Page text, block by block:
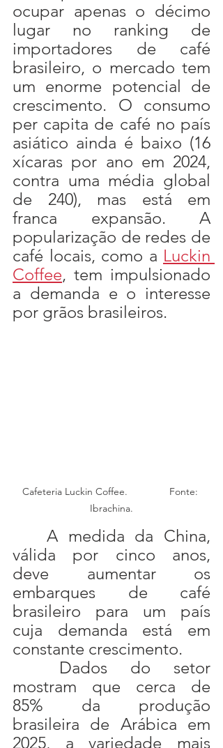
ocupar apenas o décimo
lugar no ranking de
importadores de café
brasileiro, o mercado tem
um enorme potencial de
crescimento. O consumo
per capita de café no país
asiático ainda é baixo (16
xícaras por ano em 2024,
contra uma média global
de 240), mas está em
franca expansão. A
popularização de redes de
café locais, como a Luckin
Coffee, tem impulsionado
a demanda e o interesse
por grãos brasileiros.
Cafeteria Luckin Coffee.               Fonte:
Ibrachina.
válida por cinco anos,
deve aumentar os
embarques de café
brasileiro para um país
cuja demanda está em
constante crescimento.
mostram que cerca de
85% da produção
brasileira de Arábica em
2025, a variedade mais